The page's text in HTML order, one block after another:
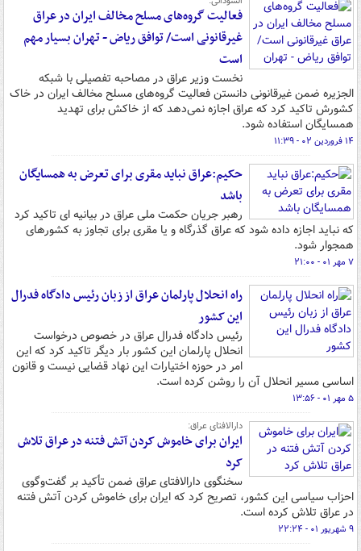
فعالیت گروه‌های مسلح مخالف ایران در عراق
غیرقانونی است/ توافق ریاض - تهران بسیار مهم
است
نخست وزیر عراق در مصاحبه تفصیلی با شبکه
الجزیره ضمن غیرقانونی دانستن فعالیت گروه‌های مسلح مخالف ایران در خاک
کشورش تاکید کرد که عراق اجازه نمی‌دهد که از خاکش برای تهدید
همسایگان استفاده شود.
۱۴ فروردین ۰۲ - ۱۱:۳۹
حکیم:عراق نباید مقری برای تعرض به همسایگان
باشد
رهبر جریان حکمت ملی عراق در بیانیه ای تاکید کرد
که نباید اجازه داده شود که عراق گذرگاه و یا مقری برای تجاوز به کشورهای
همجوار شود.
۷ مهر ۰۱ - ۲۱:۰۰
راه انحلال پارلمان عراق از زبان رئیس دادگاه فدرال
این کشور
رئیس دادگاه فدرال عراق در خصوص درخواست
انحلال پارلمان این کشور بار دیگر تاکید کرد که این
امر در حوزه اختیارات این نهاد قضایی نیست و قانون
اساسی مسیر انحلال آن را روشن کرده است.
۵ مهر ۰۱ - ۱۳:۵۶
دارالافتای عراق:
ایران برای خاموش کردن آتش فتنه در عراق تلاش
کرد
سخنگوی دارالافتای عراق ضمن تأکید بر گفت‌وگوی
احزاب سیاسی این کشور، تصریح کرد که ایران برای خاموش کردن آتش فتنه
در عراق تلاش کرده است.
۹ شهریور ۰۱ - ۲۲:۲۴